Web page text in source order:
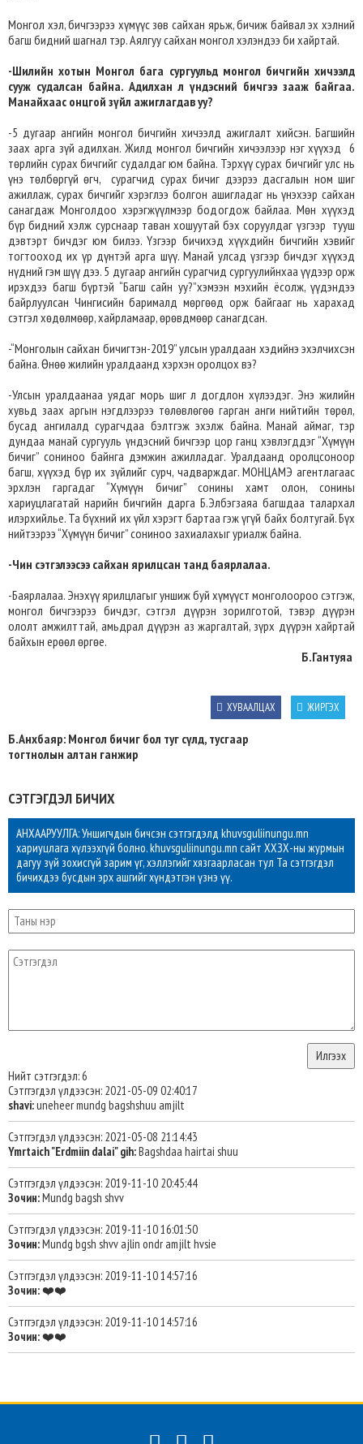
Монгол хэл, бичгээрээ хүмүүс зөв сайхан ярьж, бичиж байвал эх хэлний
багш бидний шагнал тэр. Аялгуу сайхан монгол хэлэндээ би хайртай.
-Шилийн хотын Монгол бага сургуульд монгол бичгийн хичээлд
сууж судалсан байна. Адилхан л үндэсний бичгээ зааж байгаа.
Манайхаас онцгой зүйл ажиглагдав уу?
-5 дугаар ангийн монгол бичгийн хичээлд ажиглалт хийсэн. Багшийн
заах арга зүй адилхан. Жилд монгол бичгийн хичээлээр нэг хүүхэд 6
төрлийн сурах бичгийг судалдаг юм байна. Тэрхүү сурах бичгийг улс нь
үнэ төлбөргүй өгч, сурагчид сурах бичиг дээрээ дасгалын ном шиг
ажиллаж, сурах бичгийг хэрэглээ болгон ашигладаг нь үнэхээр сайхан
санагдаж Монголдоо хэрэгжүүлмээр бодогдож байлаа. Мөн хүүхэд
бүр бидний хэлж сурснаар таван хошуутай бэх соруулдаг үзгээр тууш
дэвтэрт бичдэг юм билээ. Үзгээр бичихэд хүүхдийн бичгийн хэвийг
тогтооход их үр дүнтэй арга шүү. Манай улсад үзгээр бичдэг хүүхэд
нүдний гэм шүү дээ. 5 дугаар ангийн сурагчид сургуулийнхаа үүдээр орж
ирэхдээ багш бүртэй “Багш сайн уу?”хэмээн мэхийн ёсолж, үүдэндээ
байрлуулсан Чингисийн барималд мөргөөд орж байгааг нь харахад
сэтгэл хөдөлмөөр, хайрламаар, өрөвдмөөр санагдсан.
-“Монголын сайхан бичигтэн-2019” улсын уралдаан хэдийнэ эхэлчихсэн
байна. Өнөө жилийн уралдаанд хэрхэн оролцох вэ?
-Улсын уралдаанаа уядаг морь шиг л догдлон хүлээдэг. Энэ жилийн
хувьд заах аргын нэгдлээрээ төлөвлөгөө гарган анги нийтийн төрөл,
бусад ангилалд сурагчдаа бэлтгэж эхэлж байна. Манай аймаг, тэр
дундаа манай сургууль үндэсний бичгээр цор ганц хэвлэгддэг “Хүмүүн
бичиг” сониноо байнга дэмжин ажилладаг. Уралдаанд оролцсоноор
багш, хүүхэд бүр их зүйлийг сурч, чадварждаг. МОНЦАМЭ агентлагаас
эрхлэн гаргадаг “Хүмүүн бичиг” сонины хамт олон, сонины
хариуцлагатай нарийн бичгийн дарга Б.Элбэгзаяа багшдаа талархал
илэрхийлье. Та бүхний их үйл хэрэгт бартаа гэж үгүй байх болтугай. Бүх
нийтээрээ “Хүмүүн бичиг” сониноо захиалахыг уриалж байна.
-Чин сэтгэлээсээ сайхан ярилцсан танд баярлалаа.
-Баярлалаа. Энэхүү ярилцлагыг уншиж буй хүмүүст монголоороо сэтгэж,
монгол бичгээрээ бичдэг, сэтгэл дүүрэн зорилготой, тэвэр дүүрэн
ололт амжилттай, амьдрал дүүрэн аз жаргалтай, зүрх дүүрэн хайртай
байхын ерөөл өргөе.
Б.Гантуяа
ЖИРГЭХ
ХУВААЛЦАХ
Б.Анхбаяр: Монгол бичиг бол туг сүлд, тусгаар
тогтнолын алтан ганжир
СЭТГЭГДЭЛ БИЧИХ
АНХААРУУЛГА: Уншигчдын бичсэн сэтгэгдэлд khuvsguliinungu.mn
хариуцлага хүлээхгүй болно. khuvsguliinungu.mn сайт ХХЗХ-ны журмын
дагуу зүй зохисгүй зарим үг, хэллэгийг хязгаарласан тул Та сэтгэгдэл
бичихдээ бусдын эрх ашгийг хүндэтгэн үзнэ үү.
Нийт сэтгэгдэл: 6
Сэтггэгдэл үлдээсэн: 2021-05-09 02:40:17
shavi:uneheer mundg bagshshuu amjilt
Сэтггэгдэл үлдээсэн: 2021-05-08 21:14:43
Ymrtaich "Erdmiin dalai" gih:Bagshdaa hairtai shuu
Сэтггэгдэл үлдээсэн: 2019-11-10 20:45:44
Зочин:Mundg bagsh shvv
Сэтггэгдэл үлдээсэн: 2019-11-10 16:01:50
Зочин:Mundg bgsh shvv ajlin ondr amjilt hvsie
Сэтггэгдэл үлдээсэн: 2019-11-10 14:57:16
Зочин:❤️❤️
Сэтггэгдэл үлдээсэн: 2019-11-10 14:57:16
Зочин:❤️❤️